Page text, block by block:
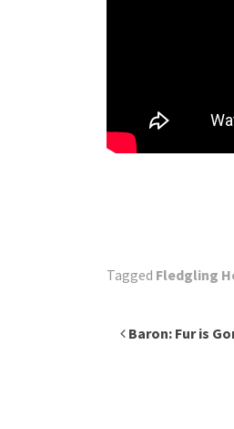
Tagged Fledgling
Baron: Fur is